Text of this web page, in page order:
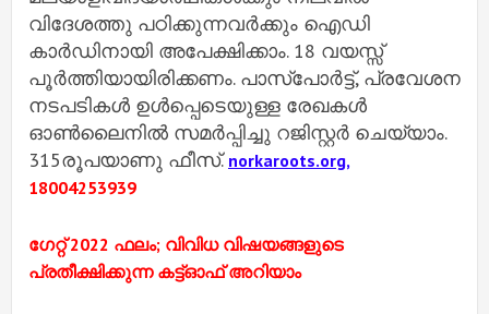
വിദേശത്തു പഠിക്കുന്നവർക്കും ഐഡി
കാർഡിനായി അപേക്ഷിക്കാം. 18 വയസ്സ്
പൂർത്തിയായിരിക്കണം. പാസ്പോർട്ട്, പ്രവേശന
നടപടികൾ ഉൾപ്പെടെയുള്ള രേഖകൾ
ഓൺലൈനിൽ സമർപ്പിച്ചു റജിസ്റ്റർ ചെയ്യാം.
315രൂപയാണു ഫീസ്. norkaroots.org,
18004253939
ഗേറ്റ് 2022 ഫലം; വിവിധ വിഷയങ്ങളുടെ
പ്രതീക്ഷിക്കുന്ന കട്ട്ഓഫ് അറിയാം